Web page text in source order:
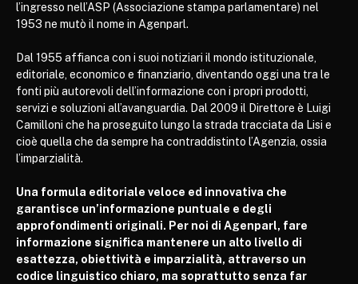
l’ingresso nell’ASP (Associazione stampa parlamentare) nel
1953 ne mutò il nome in Agenparl.
Dal 1955 affianca con i suoi notiziari il mondo istituzionale,
editoriale, economico e finanziario, diventando oggi una tra le
fonti più autorevoli dell’informazione con i propri prodotti,
servizi e soluzioni all’avanguardia. Dal 2009 il Direttore è Luigi
Camilloni che ha proseguito lungo la strada tracciata da Lisi e
cioè quella che da sempre ha contraddistinto l’Agenzia, ossia
l’imparzialità.
Una formula editoriale veloce ed innovativa che
garantisce un’informazione puntuale e degli
approfondimenti originali. Per noi di Agenparl, fare
informazione significa mantenere un alto livello di
esattezza, obiettività e imparzialità, attraverso un
codice linguistico chiaro, ma soprattutto senza far